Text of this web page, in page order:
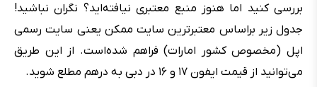
بررسی کنید اما هنوز منبع معتبری نیافته‌اید؟‌ نگران نباشید!
جدول زیر براساس معتبرترین سایت ممکن یعنی سایت رسمی
اپل (مخصوص کشور امارات) فراهم شده‌است. از این طریق
می‌توانید از قیمت ایفون ۱۷ و ۱۶ در دبی به درهم مطلع شوید.